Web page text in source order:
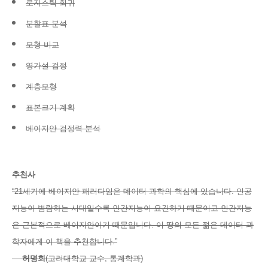
로지스틱 회귀
분할표 분석
모형 비교
영가설 검정
계층모형
표본크기 계획
베이지안 검정력 분석
추천사
“21세기에 베이지안 패러다임은 데이터 과학의 핵심에 있습니다. 인공
지능이 범람하는 시대일수록 인간지능이 요긴하기 때문이고 인간지능
은 근본적으로 베이지안이기 때문입니다. 이 땅의 모든 젊은 데이터 과
학자에게 이 책을 추천합니다.”
—허명회(고려대학교 교수, 통계학과)